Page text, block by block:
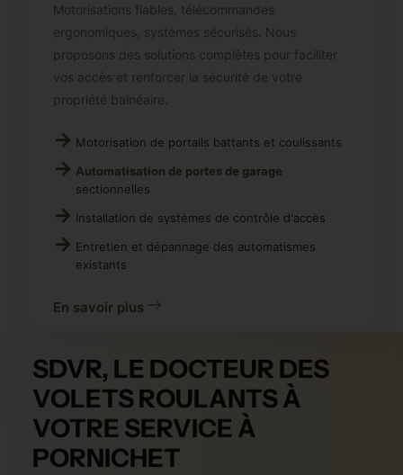
Motorisations fiables, télécommandes
ergonomiques, systèmes sécurisés. Nous
proposons des solutions complètes pour faciliter
vos accès et renforcer la sécurité de votre
propriété balnéaire.
Motorisation de portails battants et coulissants
Automatisation de portes de garage
sectionnelles
Installation de systèmes de contrôle d'accès
Entretien et dépannage des automatismes
existants
En savoir plus
SDVR, LE DOCTEUR DES
VOLETS ROULANTS À
VOTRE SERVICE À
PORNICHET